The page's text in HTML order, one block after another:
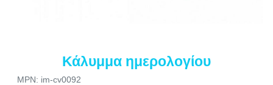
Κάλυμμα ημερολογίου
MPN: im-cv0092